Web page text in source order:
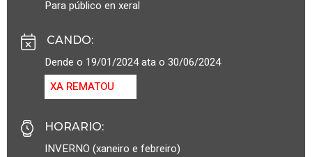
Para público en xeral
CANDO:
Dende o 19/01/2024 ata o 30/06/2024
XA REMATOU
HORARIO:
INVERNO (xaneiro e febreiro)